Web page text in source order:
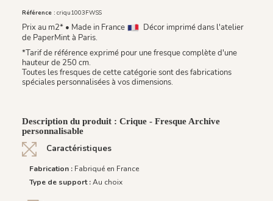
Référence : criqu1003FWSS
Prix au m2* • Made in France
Décor imprimé dans l'atelier
de PaperMint à Paris.
*Tarif de référence exprimé pour une fresque complète d'une
hauteur de 250 cm.
Toutes les fresques de cette catégorie sont des fabrications
spéciales personnalisées à vos dimensions.
Description du produit : Crique - Fresque Archive
personnalisable
Caractéristiques
Fabrication : Fabriqué en France
Type de support :Au choix